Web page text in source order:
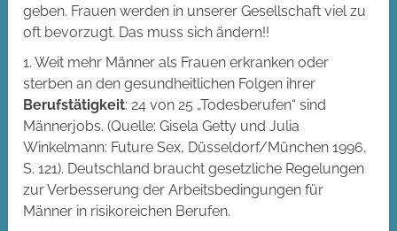
geben. Frauen werden in unserer Gesellschaft viel zu
oft bevorzugt. Das muss sich ändern!!
1. Weit mehr Männer als Frauen erkranken oder
sterben an den gesundheitlichen Folgen ihrer
Berufstätigkeit: 24 von 25 „Todesberufen“ sind
Männerjobs. (Quelle: Gisela Getty und Julia
Winkelmann: Future Sex, Düsseldorf/München 1996,
S. 121). Deutschland braucht gesetzliche Regelungen
zur Verbesserung der Arbeitsbedingungen für
Männer in risikoreichen Berufen.